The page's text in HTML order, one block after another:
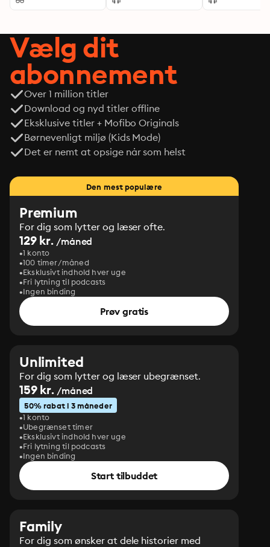
Vælg dit
abonnement
Over 1 million titler
Download og nyd titler offline
Eksklusive titler + Mofibo Originals
Børnevenligt miljø (Kids Mode)
Det er nemt at opsige når som helst
Den mest populære
Premium
For dig som lytter og læser ofte.
129 kr. /måned
1 konto
100 timer/måned
Eksklusivt indhold hver uge
Fri lytning til podcasts
Ingen binding
Prøv gratis
Unlimited
For dig som lytter og læser ubegrænset.
159 kr. /måned
50% rabat i 3 måneder
1 konto
Ubegrænset timer
Eksklusivt indhold hver uge
Fri lytning til podcasts
Ingen binding
Start tilbuddet
Family
For dig som ønsker at dele historier med